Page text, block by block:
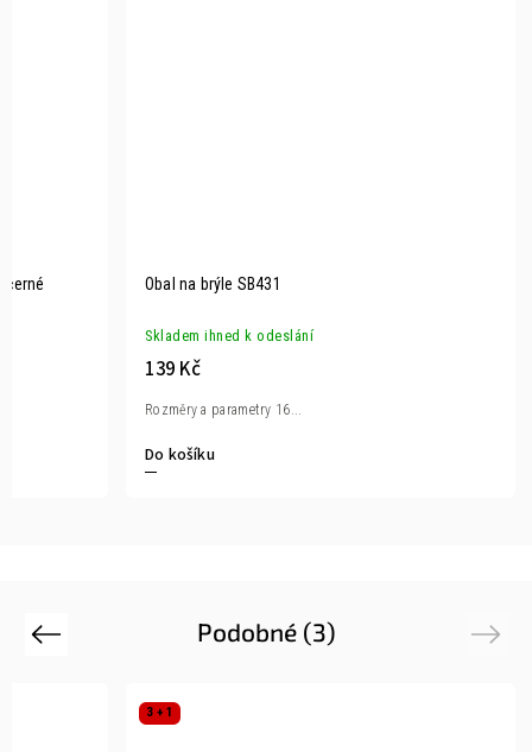
černé Obal na brýle SB431
Skladem ihned k odeslání
139 Kč
Do košíku
Rozměry a parametry 16...
Podobné (3)
Previous
3 + 1
Next